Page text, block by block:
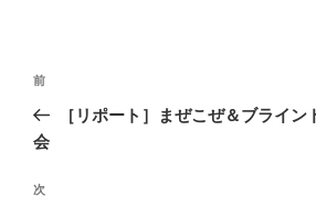
投
ナ
ゲ
前
の
投
前
［リポート］まぜこぜ＆ブライ
会
次
次